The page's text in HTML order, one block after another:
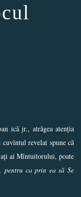
ică jr., atrăgea atenția
revelat spune că
ai Mîntuitorului, poate
pentru ca prin ea să Se